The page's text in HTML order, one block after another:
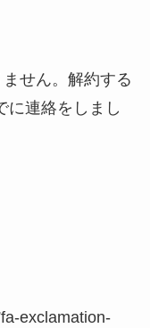
せん。解約する
に連絡をしまし
exclamation-